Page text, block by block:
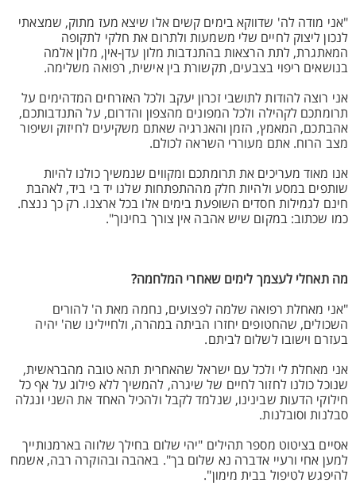
"אני מודה לה' שדווקא בימים קשים אלו שיצא מעז מתוק, שמצאתי
לנכון ליצוק לחיים שלי משמעות ולתרום את חלקי לתקופה
המאתגרת, לתת הרצאות בהתנדבות מלון עדן-אין, מלון אלמה
בנושאים ריפוי בצבעים, תקשורת בין אישית, רפואה משלימה.
אני רוצה להודות לתושבי זכרון יעקב ולכל האזרחים המדהימים על
תרומתכם לקהילה ולכל המפונים מהצפון והדרום, על התנדבותכם,
אהבתכם, המאמץ, הזמן והאנרגיה שאתם משקיעים לחיזוק ושיפור
מצב הרוח. אתם מעוררי השראה לכולם.
אנו מאוד מעריכים את תרומתכם ומקווים שנמשיך כולנו להיות
שותפים במסע ולהיות חלק מההתפתחות שלנו יד בי ביד, לאהבת
חינם לגמילות חסדים השופעת בימים אלו בכל ארצנו. רק כך ננצח.
כמו שכתוב: במקום שיש אהבה אין צורך בחינוך".
מה תאחלי לעצמך לימים שאחרי המלחמה?
"אני מאחלת רפואה שלמה לפצועים, נחמה מאת ה' להורים
השכולים, שהחטופים יחזרו הביתה במהרה, ולחיילינו שה' יהיה
בעזרם וישובו לשלום לביתם.
אני מאחלת לי ולכל עם ישראל שהאחרית תהא טובה מהבראשית,
שנוכל כולנו לחזור לחיים של שיגרה, להמשיך ללא פילוג על אף כל
חילוקי הדעות שבינינו, שנלמד לקבל ולהכיל האחד את השני ונגלה
סבלנות וסובלנות.
אסיים בציטוט מספר תהילים "יהי שלום בחילך שלווה בארמנותייך
למען אחי ורעיי אדברה נא שלום בך". באהבה ובהוקרה רבה, אשמח
להיפגש לטיפול בבית מימון".